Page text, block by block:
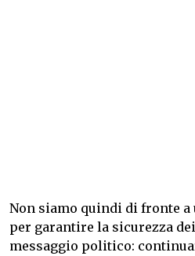
Non siamo quindi di fronte a
per garantire la sicurezza
messaggio politico: